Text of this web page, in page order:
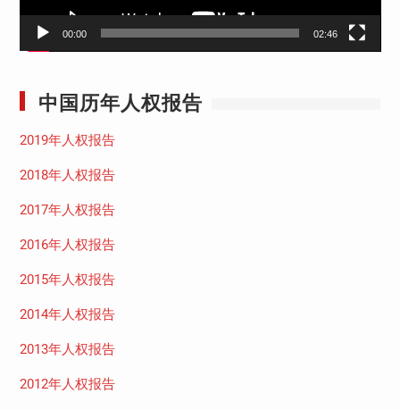
00:00 02:46
中国历年人权报告
2019年人权报告
2018年人权报告
2017年人权报告
2016年人权报告
2015年人权报告
2014年人权报告
2013年人权报告
2012年人权报告